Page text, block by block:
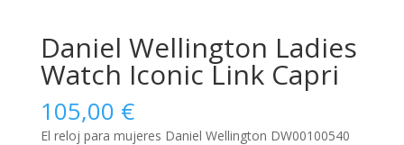
Daniel Wellington Ladies
Watch Iconic Link Capri
105,00 €
El reloj para mujeres Daniel Wellington DW00100540